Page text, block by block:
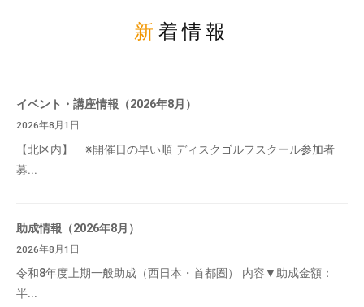
新着情報
イベント・講座情報（2026年8月）
2026年8月1日
【北区内】 ※開催日の早い順 ディスクゴルフスクール参加者
募...
助成情報（2026年8月）
2026年8月1日
令和8年度上期一般助成（西日本・首都圏） 内容▼助成金額：
半...